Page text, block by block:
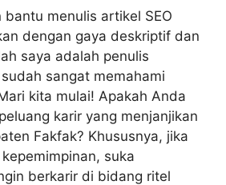
bantu menulis artikel SEO
dengan gaya deskriptif dan
saya adalah penulis
sangat memahami
kita mulai! Apakah Anda
karir yang menjanjikan
Fakfak? Khususnya, jika
suka
berkarir di bidang ritel